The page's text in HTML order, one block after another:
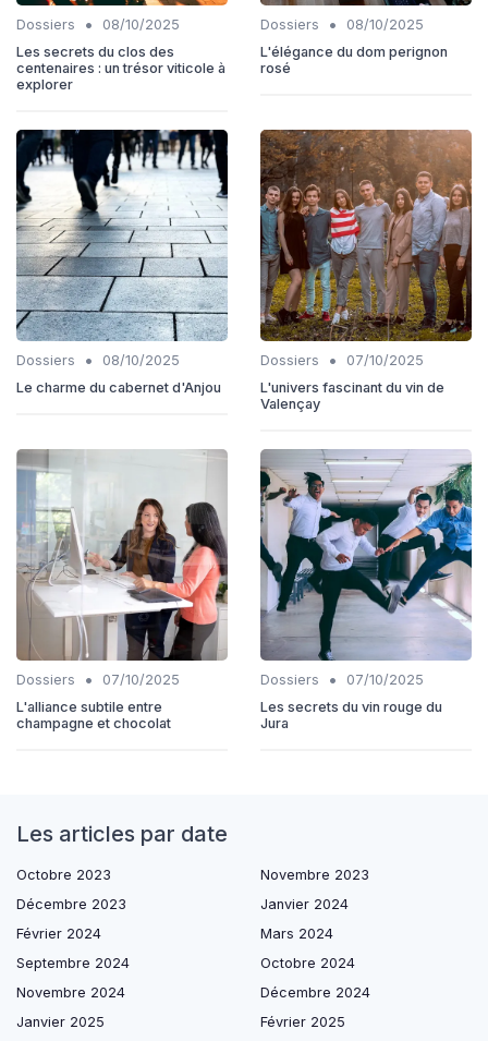
Dossiers •
08/10/2025
Les secrets du clos des
centenaires : un trésor viticole à
explorer
Dossiers •
08/10/2025
L'élégance du dom perignon
rosé
Dossiers •
08/10/2025
Le charme du cabernet d'Anjou
Dossiers •
07/10/2025
L'univers fascinant du vin de
Valençay
Dossiers •
07/10/2025
L'alliance subtile entre
champagne et chocolat
Dossiers •
07/10/2025
Les secrets du vin rouge du
Jura
Les articles par date
Octobre 2023
Novembre 2023
Décembre 2023
Janvier 2024
Février 2024
Mars 2024
Septembre 2024
Octobre 2024
Novembre 2024
Décembre 2024
Janvier 2025
Février 2025